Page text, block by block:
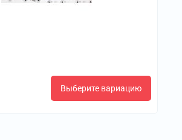
Выберите вариацию